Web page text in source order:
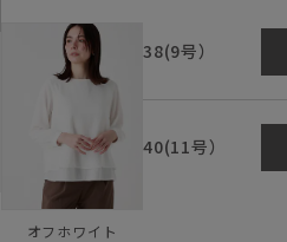
オフホワイト
38(9号）
40(11号）